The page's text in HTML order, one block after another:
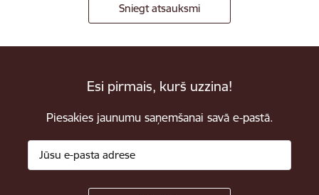
Sniegt atsauksmi
Esi pirmais, kurš uzzina!
Piesakies jaunumu saņemšanai savā e-pastā.